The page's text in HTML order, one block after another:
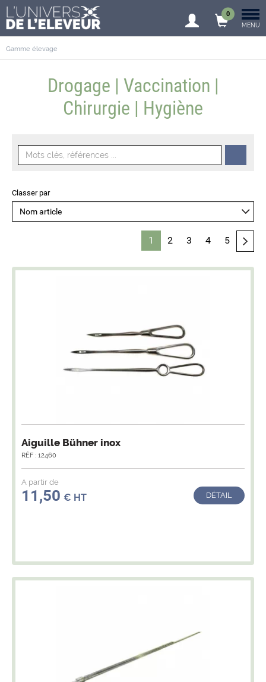
0
MENU
Gamme élevage
Drogage | Vaccination |
Chirurgie | Hygiène
Classer par
1 2 3 4 5
Aiguille Bühner inox
RÉF : 12460
A partir de
11,50 € HT DÉTAIL